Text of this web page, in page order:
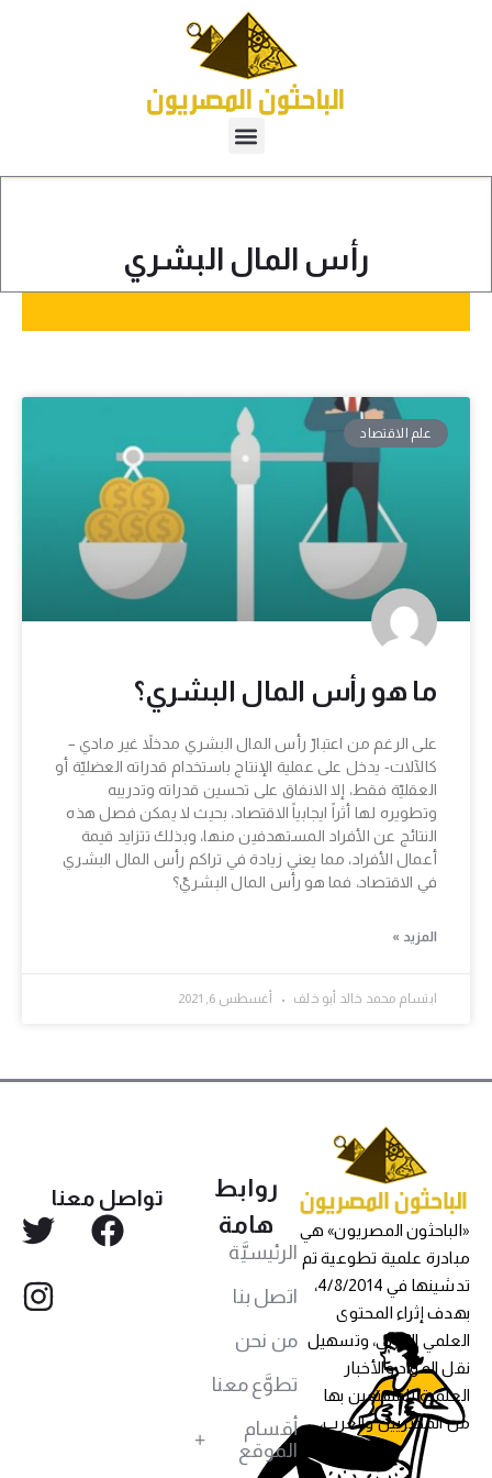
رأس المال البشري
علم الاقتصاد
ما هو رأس المال البشري؟
على الرغم من اعتبارّ رأس المال البشري مدخلاً غير مادي –
كالآلات- يدخل على عملية الإنتاج باستخدام قدراته العضليّة أو
العقليّة فقط، إلا الانفاق على تحسين قدراته وتدريبه
وتطويره لها أثراً ايجابياً الاقتصاد، بحيث لا يمكن فصل هذه
النتائج عن الأفراد المستهدفين منها، وبذلك تتزايد قيمة
أعمال الأفراد، مما يعني زيادة في تراكم رأس المال البشري
في الاقتصاد، فما هو رأس المال البشريّ؟
المزيد »
ابتسام محمد خالد أبو خلف أغسطس 6, 2021
«الباحثون المصريون» هي
مبادرة علمية تطوعية تم
تدشينها في 4/8/2014،
بهدف إثراء المحتوى
العلمي العربي، وتسهيل
نقل المواد والأخبار
العلمية للمهتمين بها
من المصريين والعرب،
روابط
هامة
الرئيسيَّة
اتصل بنا
من نحن
تطوَّع معنا
أقسام
الموقع
تواصل معنا